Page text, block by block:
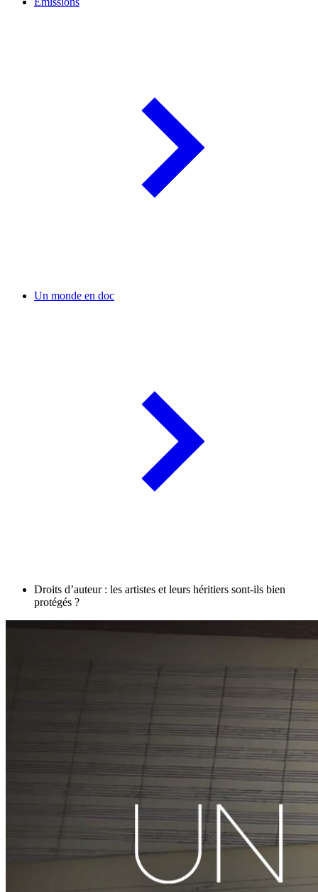
Un monde en doc
Droits d’auteur : les artistes et leurs héritiers sont-ils bien
protégés ?